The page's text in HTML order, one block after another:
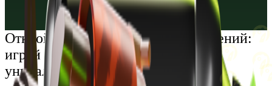
Українська
Открой мир премиальных развлечений:
играй честно и наслаждайся
уникальными впечатлениями